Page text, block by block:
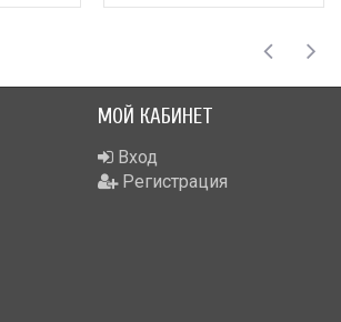
МОЙ КАБИНЕТ
Вход
Регистрация